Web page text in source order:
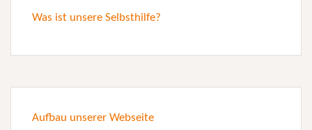
Was ist unsere Selbsthilfe?
Aufbau unserer Webseite